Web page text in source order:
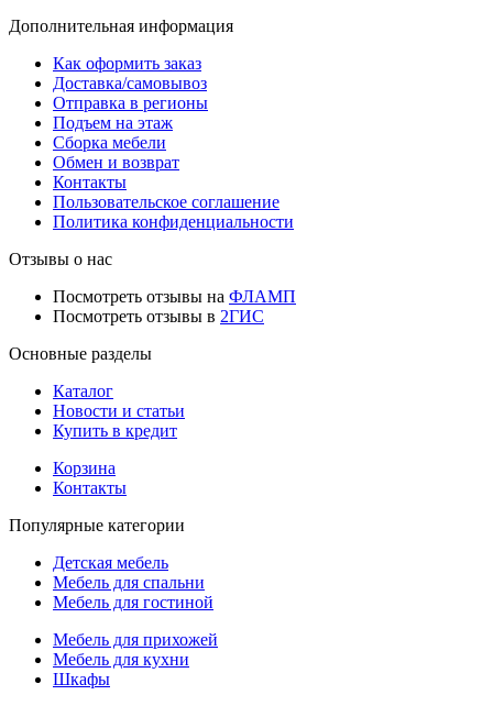
Дополнительная информация
Как оформить заказ
Доставка/самовывоз
Отправка в регионы
Подъем на этаж
Сборка мебели
Обмен и возврат
Контакты
Пользовательское соглашение
Политика конфиденциальности
Отзывы о нас
Посмотреть отзывы на ФЛАМП
Посмотреть отзывы в 2ГИС
Основные разделы
Каталог
Новости и статьи
Купить в кредит
Корзина
Контакты
Популярные категории
Детская мебель
Мебель для спальни
Мебель для гостиной
Мебель для прихожей
Мебель для кухни
Шкафы